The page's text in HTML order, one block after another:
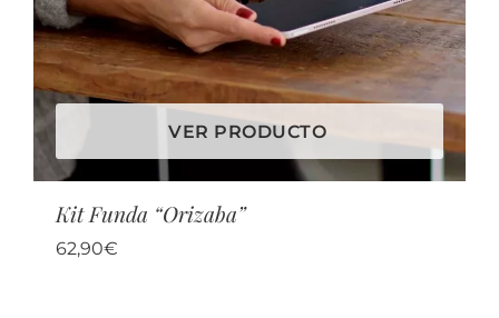
VER PRODUCTO
Kit Funda “Orizaba”
62,90€